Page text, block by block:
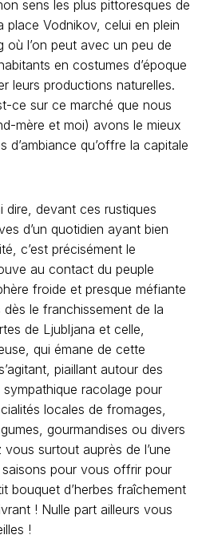
sens les plus pittoresques de
place Vodnikov, celui en plein
où l’on peut avec un peu de
en costumes d’époque
leurs productions naturelles.
ce sur ce marché que nous
mère et moi) avons le mieux
d’ambiance qu’offre la capitale
dire, devant ces rustiques
d’un quotidien ayant bien
c’est précisément le
au contact du peuple
froide et presque méfiante
le franchissement de la
de Ljubljana et celle,
qui émane de cette
piaillant autour des
racolage pour
locales de fromages,
gourmandises ou divers
surtout auprès de l’une
pour vous offrir pour
bouquet d’herbes fraîchement
! Nulle part ailleurs vous
!